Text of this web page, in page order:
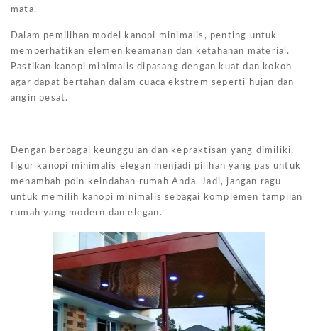
mata.
Dalam pemilihan model kanopi minimalis, penting untuk
memperhatikan elemen keamanan dan ketahanan material.
Pastikan kanopi minimalis dipasang dengan kuat dan kokoh
agar dapat bertahan dalam cuaca ekstrem seperti hujan dan
angin pesat.
Dengan berbagai keunggulan dan kepraktisan yang dimiliki,
figur kanopi minimalis elegan menjadi pilihan yang pas untuk
menambah poin keindahan rumah Anda. Jadi, jangan ragu
untuk memilih kanopi minimalis sebagai komplemen tampilan
rumah yang modern dan elegan.